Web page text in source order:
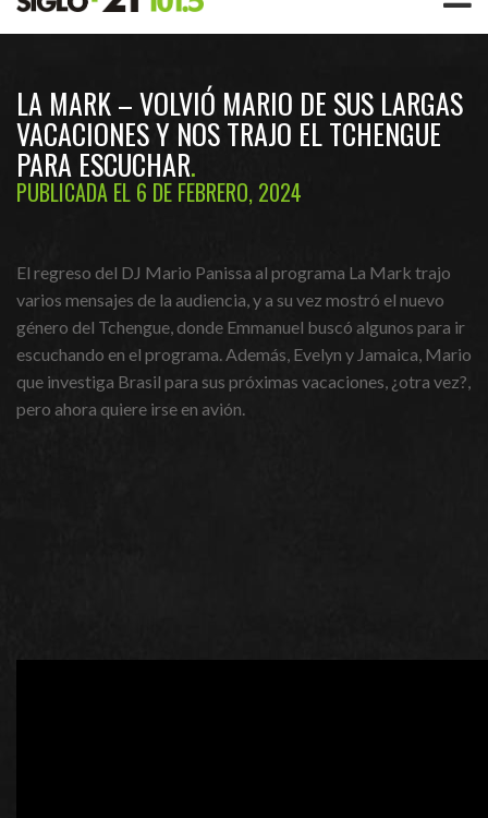
LA MARK – VOLVIÓ MARIO DE SUS LARGAS
VACACIONES Y NOS TRAJO EL TCHENGUE
PARA ESCUCHAR
PUBLICADA EL 6 DE FEBRERO, 2024
El regreso del DJ Mario Panissa al programa La Mark trajo
varios mensajes de la audiencia, y a su vez mostró el nuevo
género del Tchengue, donde Emmanuel buscó algunos para ir
escuchando en el programa. Además, Evelyn y Jamaica, Mario
que investiga Brasil para sus próximas vacaciones, ¿otra vez?,
pero ahora quiere irse en avión.